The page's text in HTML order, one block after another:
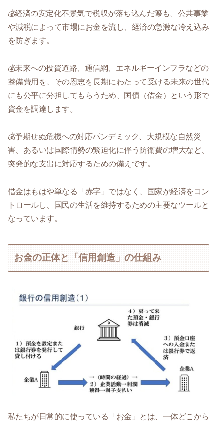
💰️経済の安定化不景気で税収が落ち込んだ際も、公共事業
や減税によって市場にお金を流し、経済の急激な冷え込み
を防ぎます。
💰️未来への投資道路、通信網、エネルギーインフラなどの
整備費用を、その恩恵を長期にわたって受ける未来の世代
にも公平に分担してもらうため、国債（借金）という形で
資金を調達します。
💰️予期せぬ危機への対応パンデミック、大規模な自然災
害、あるいは国際情勢の緊迫化に伴う防衛費の増大など、
突発的な支出に対応するための備えです。
借金はもはや単なる「赤字」ではなく、国家が経済をコン
トロールし、国民の生活を維持するための主要なツールと
なっています。
お金の正体と「信用創造」の仕組み
私たちが日常的に使っている「お金」とは、一体どこから